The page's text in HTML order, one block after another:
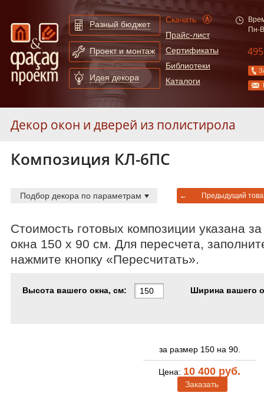
Разный бюджет
Проект и монтаж
Идея декора
Скачать
Прайс-лист
Сертификаты
Библиотеки
Каталоги
Пн-
Декор окон и дверей из полистирола
Декор окон и дверей из полиуретана
Расширенный поиск по сайту
Композиция КЛ-6ПС
Подбор декора по параметрам ← Предыдущий
Стоимость готовых композиции указана
окна 150 х 90 см. Для пересчета,
нажмите кнопку «Пересчитать».
Высота вашего окна, см: Ширина вашего
за размер 150 на 90.
Цена: 10 400 руб.
Заказать